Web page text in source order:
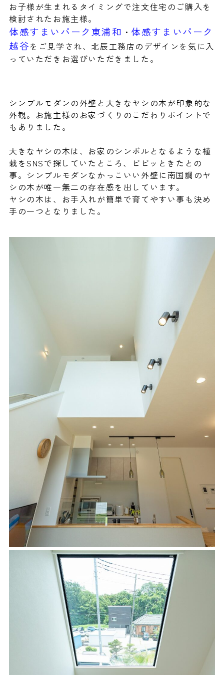
お子様が生まれるタイミングで注文住宅のご購入を
検討されたお施主様。
体感すまいパーク東浦和 ・ 体感すまいパーク
越谷をご見学され、北辰工務店のデザインを気に入
っていただきお選びいただきました。
シンプルモダンの外壁と大きなヤシの木が印象的な
外観。お施主様のお家づくりのこだわりポイントで
もありました。
大きなヤシの木は、お家のシンボルとなるような植
栽をSNSで探していたところ、ビビッときたとの
事。シンプルモダンなかっこいい外壁に南国調のヤ
シの木が唯一無二の存在感を出しています。
ヤシの木は、お手入れが簡単で育てやすい事も決め
手の一つとなりました。